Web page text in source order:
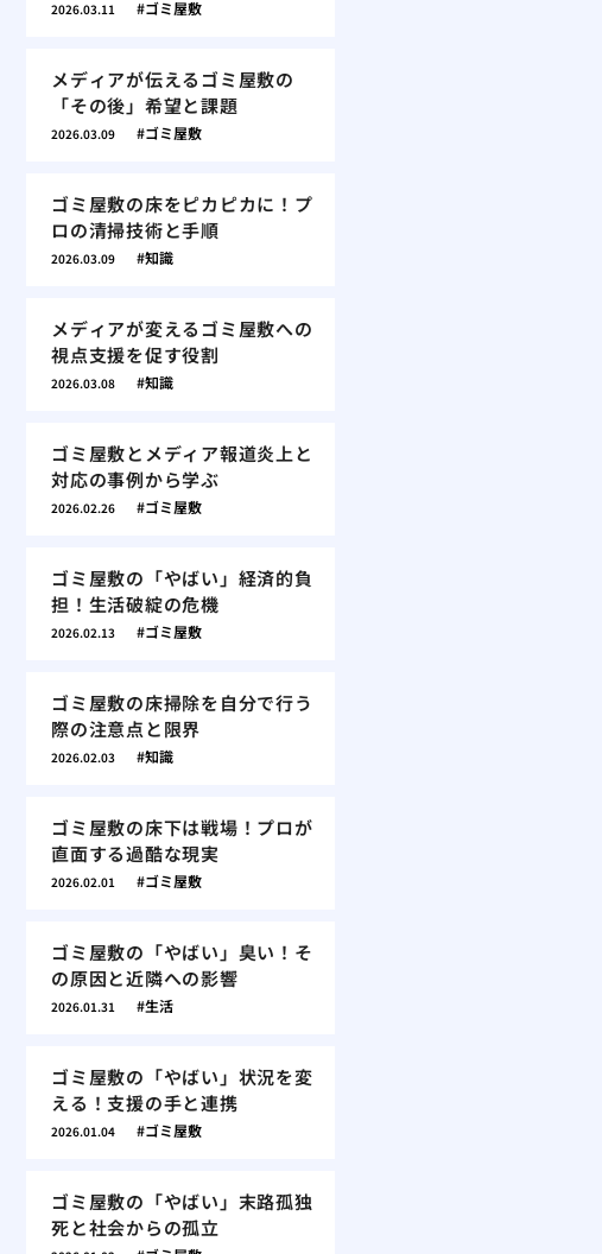
2026.03.11 ゴミ屋敷
メディアが伝えるゴミ屋敷の
「その後」希望と課題
2026.03.09 ゴミ屋敷
ゴミ屋敷の床をピカピカに！プ
ロの清掃技術と手順
2026.03.09 知識
メディアが変えるゴミ屋敷への
視点支援を促す役割
2026.03.08 知識
ゴミ屋敷とメディア報道炎上と
対応の事例から学ぶ
2026.02.26 ゴミ屋敷
ゴミ屋敷の「やばい」経済的負
担！生活破綻の危機
2026.02.13 ゴミ屋敷
ゴミ屋敷の床掃除を自分で行う
際の注意点と限界
2026.02.03 知識
ゴミ屋敷の床下は戦場！プロが
直面する過酷な現実
2026.02.01 ゴミ屋敷
ゴミ屋敷の「やばい」臭い！そ
の原因と近隣への影響
2026.01.31 生活
ゴミ屋敷の「やばい」状況を変
える！支援の手と連携
2026.01.04 ゴミ屋敷
ゴミ屋敷の「やばい」末路孤独
死と社会からの孤立